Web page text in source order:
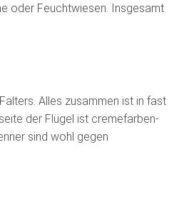
oder Feuchtwiesen. Insgesamt
Alles zusammen ist in fast
der Flügel ist cremefarben-
sind wohl gegen